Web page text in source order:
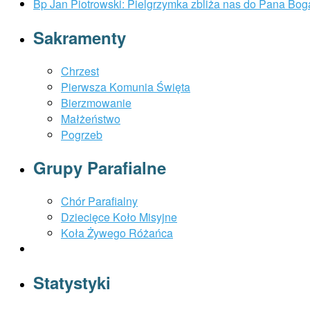
Bp Jan Piotrowski: Pielgrzymka zbliża nas do Pana
Sakramenty
Chrzest
Pierwsza Komunia Święta
Bierzmowanie
Małżeństwo
Pogrzeb
Grupy Parafialne
Chór Parafialny
Dziecięce Koło Misyjne
Koła Żywego Różańca
Statystyki